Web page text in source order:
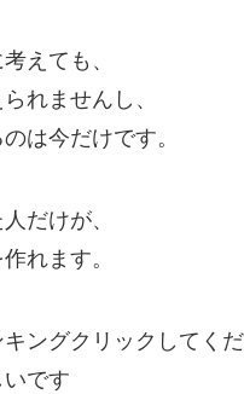
えても、
れませんし、
は今だけです。
だけが、
れます。
ングクリックしてく
いです